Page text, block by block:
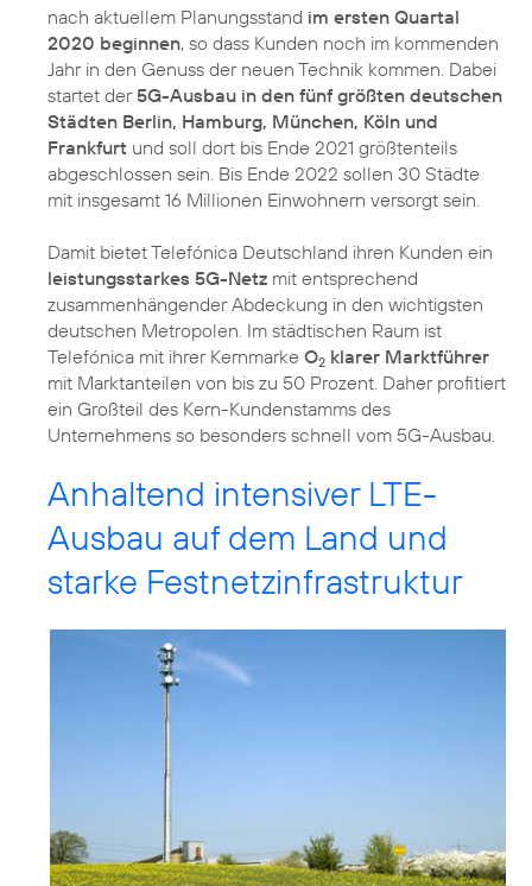
nach aktuellem Planungsstand im ersten Quartal
2020 beginnen, so dass Kunden noch im kommenden
Jahr in den Genuss der neuen Technik kommen. Dabei
startet der5G-Ausbau in den fünf größten deutschen
Städten Berlin, Hamburg, München, Köln und
Frankfurt und soll dort bis Ende 2021 größtenteils
abgeschlossen sein. Bis Ende 2022 sollen 30 Städte
mit insgesamt 16 Millionen Einwohnern versorgt sein.
Damit bietet Telefónica Deutschland ihren Kunden ein
leistungsstarkes 5G-Netz mit entsprechend
zusammenhängender Abdeckung in den wichtigsten
deutschen Metropolen. Im städtischen Raum ist
Telefónica mit ihrer Kernmarke O2 klarer Marktführer
mit Marktanteilen von bis zu 50 Prozent. Daher profitiert
ein Großteil des Kern-Kundenstamms des
Unternehmens so besonders schnell vom 5G-Ausbau.
Anhaltend intensiver LTE-
Ausbau auf dem Land und
starke Festnetzinfrastruktur